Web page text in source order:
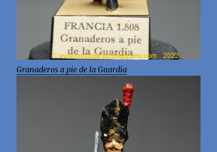
Granaderos a pie de la Guardia